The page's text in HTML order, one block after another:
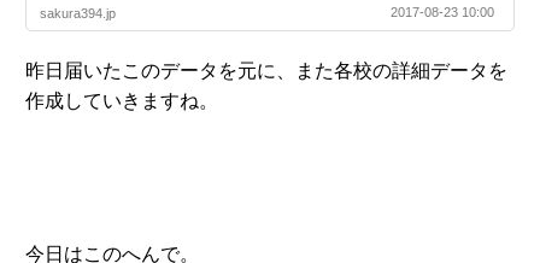
sakura394.jp 2017-08-23 10:00
昨日届いたこのデータを元に、また各校の詳細データを
作成していきますね。
今日はこのへんで。